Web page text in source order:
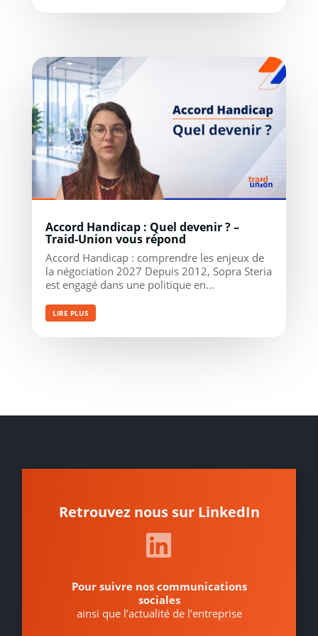
Accord Handicap : Quel devenir ? –
Traid-Union vous répond
Accord Handicap : comprendre les enjeux de
la négociation 2027 Depuis 2012, Sopra Steria
est engagé dans une politique en...
LIRE PLUS
Retrouvez nous sur LinkedIn
Pour suivre nos communications
sociales
ainsi que l’actualité de l’entreprise